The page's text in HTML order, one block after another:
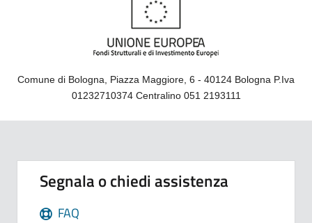
Comune di Bologna, Piazza Maggiore, 6 - 40124 Bologna P.Iva
01232710374 Centralino 051 2193111
Segnala o chiedi assistenza
FAQ